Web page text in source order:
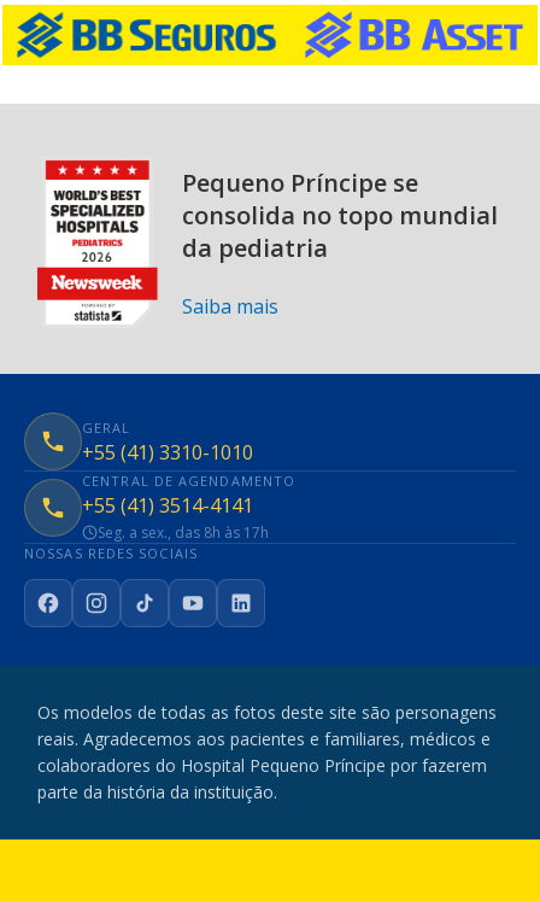
Pequeno Príncipe se
consolida no topo mundial
da pediatria
Saiba mais
GERAL
+55 (41) 3310-1010
CENTRAL DE AGENDAMENTO
+55 (41) 3514-4141
Seg. a sex., das 8h às 17h
NOSSAS REDES SOCIAIS
FacebookInstagram
TikTokYouTubeLinkedIn
Os modelos de todas as fotos deste site são personagens
reais. Agradecemos aos pacientes e familiares, médicos e
colaboradores do Hospital Pequeno Príncipe por fazerem
parte da história da instituição.